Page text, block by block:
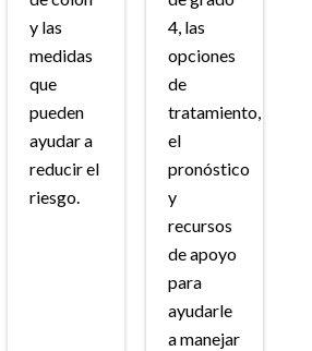
y las
medidas
que
pueden
ayudar a
reducir el
riesgo.
4, las
opciones
de
tratamiento,
el
pronóstico
y
recursos
de apoyo
para
ayudarle
a manejar